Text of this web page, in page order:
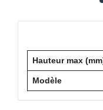
Hauteur max
Modèle